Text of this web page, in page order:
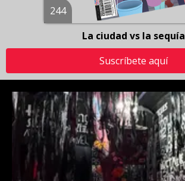
244
La ciudad vs la sequía
Suscríbete aquí